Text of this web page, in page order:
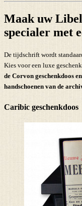
Maak uw
specialer met
De tijdschrift wordt
Kies voor een luxe
de Corvon geschenkdoos
handschoenen van de
Caribic geschenkdoos